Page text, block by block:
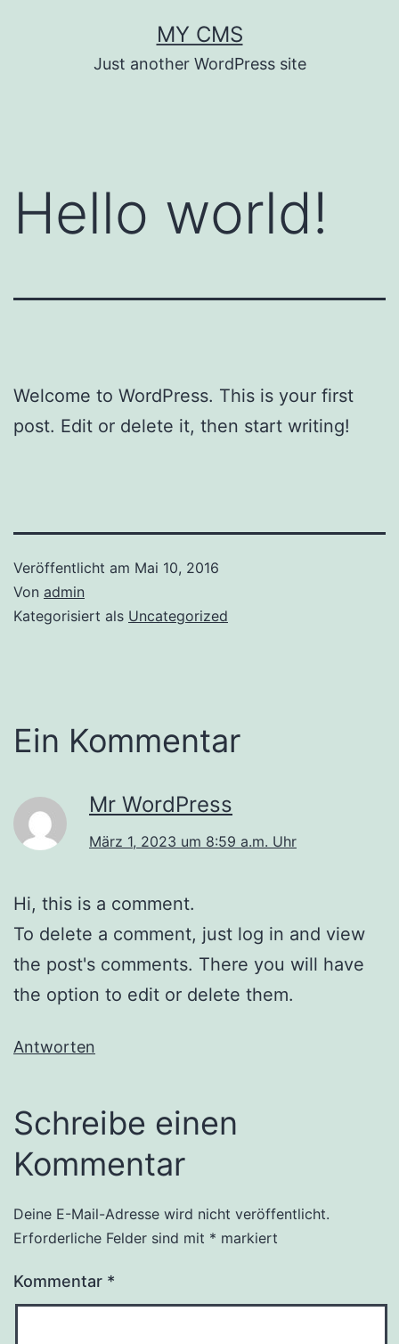
MY CMS
Just another WordPress site
Hello world!
Welcome to WordPress. This is your first
post. Edit or delete it, then start writing!
Veröffentlicht am Mai 10, 2016
Von admin
Kategorisiert als Uncategorized
Ein Kommentar
Mr WordPress
März 1, 2023 um 8:59 a.m. Uhr
Hi, this is a comment.
To delete a comment, just log in and view
the post's comments. There you will have
the option to edit or delete them.
Antworten
Schreibe einen
Kommentar
Deine E-Mail-Adresse wird nicht veröffentlicht.
Erforderliche Felder sind mit * markiert
Kommentar *